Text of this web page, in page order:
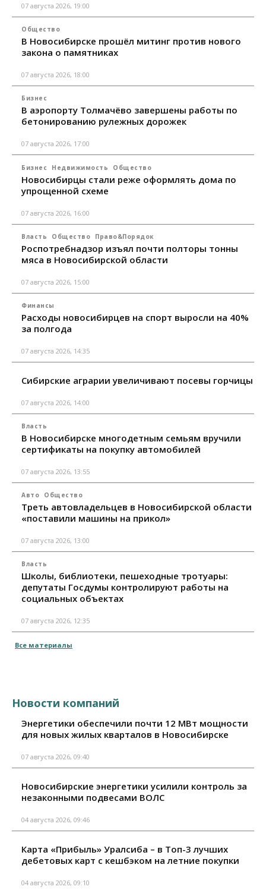
07 августа 2026, 19:00
Общество
В Новосибирске прошёл митинг против нового
закона о памятниках
07 августа 2026, 18:00
Бизнес
В аэропорту Толмачёво завершены работы по
бетонированию рулежных дорожек
07 августа 2026, 17:00
Бизнес Недвижимость Общество
Новосибирцы стали реже оформлять дома по
упрощенной схеме
07 августа 2026, 16:00
Власть Общество Право&Порядок
Роспотребнадзор изъял почти полторы тонны
мяса в Новосибирской области
07 августа 2026, 15:00
Финансы
Расходы новосибирцев на спорт выросли на 40%
за полгода
07 августа 2026, 14:35
Сибирские аграрии увеличивают посевы горчицы
07 августа 2026, 14:00
Власть
В Новосибирске многодетным семьям вручили
сертификаты на покупку автомобилей
07 августа 2026, 13:55
Авто Общество
Треть автовладельцев в Новосибирской области
«поставили машины на прикол»
07 августа 2026, 13:00
Власть
Школы, библиотеки, пешеходные тротуары:
депутаты Госдумы контролируют работы на
социальных объектах
07 августа 2026, 12:35
Все материалы
Новости компаний
Энергетики обеспечили почти 12 МВт мощности
для новых жилых кварталов в Новосибирске
07 августа 2026, 09:40
Новосибирские энергетики усилили контроль за
незаконными подвесами ВОЛС
04 августа 2026, 09:46
Карта «Прибыль» Уралсиба – в Топ-3 лучших
дебетовых карт с кешбэком на летние покупки
04 августа 2026, 09:10